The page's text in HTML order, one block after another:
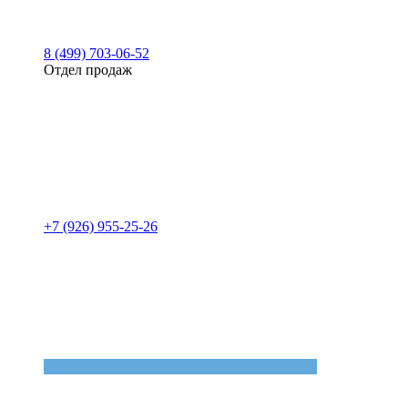
8 (499) 703-06-52
Отдел продаж
+7 (926) 955-25-26